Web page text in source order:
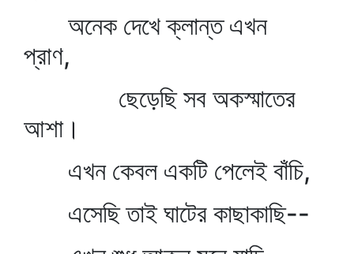
অনেক দেখে ক্লান্ত এখন
প্রাণ,
ছেড়েছি সব অকস্মাতের
আশা।
এখন কেবল একটি পেলেই বাঁচি,
এসেছি তাই ঘাটের কাছাকাছি--